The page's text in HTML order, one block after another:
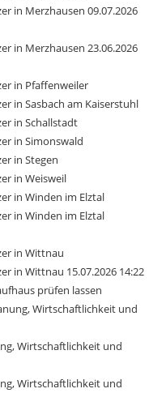
in Merzhausen 09.07.2026
in Merzhausen 23.06.2026
in Pfaffenweiler
in Sasbach am Kaiserstuhl
in Schallstadt
in Simonswald
in Stegen
in Weisweil
in Winden im Elztal
in Winden im Elztal
in Wittnau
in Wittnau 15.07.2026 14:22
prüfen lassen
Wirtschaftlichkeit und
Wirtschaftlichkeit und
Wirtschaftlichkeit und